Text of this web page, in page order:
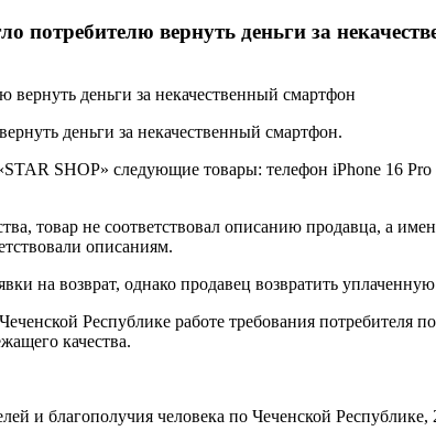
потребителю вернуть деньги за
деньги за некачественный смартфон.
SHOP» следующие товары: телефон iPhone 16
товар не соответствовал описанию продавца, а
описаниям.
на возврат, однако продавец возвратить
Республике работе требования потребителя
качества.
и благополучия человека по Чеченской Республике,